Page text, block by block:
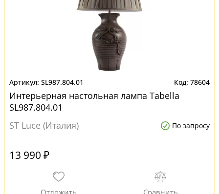
SL987.804.01 78604
Интерьерная настольная лампа Tabella
SL987.804.01
ST Luce (Италия)
По запросу
13 990 ₽